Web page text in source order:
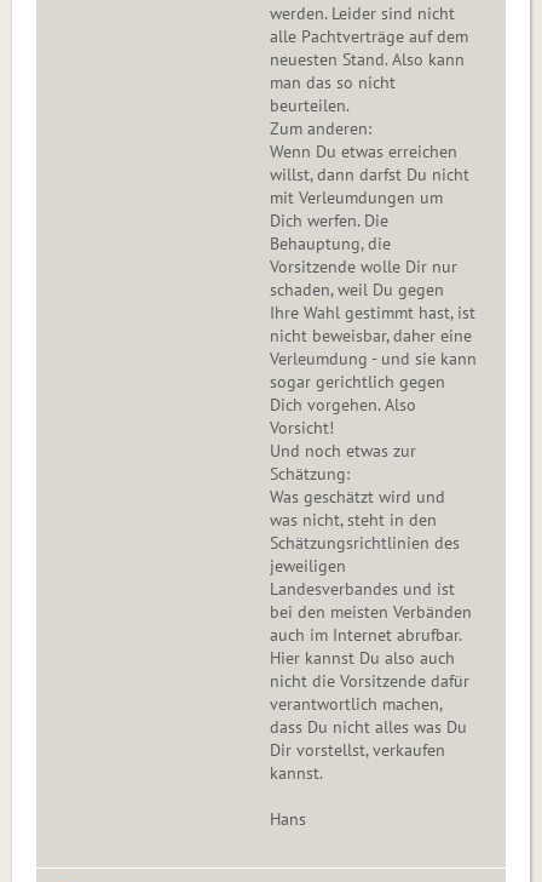
werden. Leider sind nicht
alle Pachtverträge auf dem
neuesten Stand. Also kann
man das so nicht
beurteilen.
Zum anderen:
Wenn Du etwas erreichen
willst, dann darfst Du nicht
mit Verleumdungen um
Dich werfen. Die
Behauptung, die
Vorsitzende wolle Dir nur
schaden, weil Du gegen
Ihre Wahl gestimmt hast, ist
nicht beweisbar, daher eine
Verleumdung - und sie kann
sogar gerichtlich gegen
Dich vorgehen. Also
Vorsicht!
Und noch etwas zur
Schätzung:
Was geschätzt wird und
was nicht, steht in den
Schätzungsrichtlinien des
jeweiligen
Landesverbandes und ist
bei den meisten Verbänden
auch im Internet abrufbar.
Hier kannst Du also auch
nicht die Vorsitzende dafür
verantwortlich machen,
dass Du nicht alles was Du
Dir vorstellst, verkaufen
kannst.
Hans